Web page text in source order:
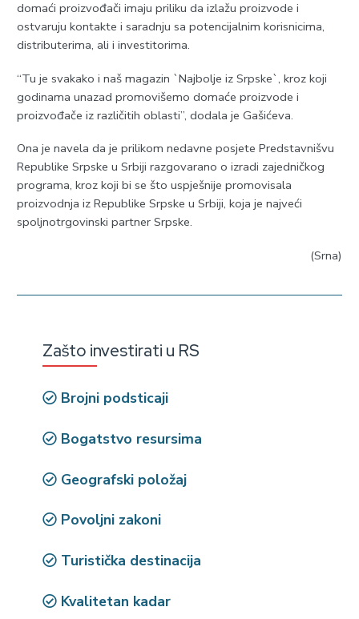
domaći proizvođači imaju priliku da izlažu proizvode i
ostvaruju kontakte i saradnju sa potencijalnim korisnicima,
distributerima, ali i investitorima.
“Tu je svakako i naš magazin `Najbolje iz Srpske`, kroz koji
godinama unazad promovišemo domaće proizvode i
proizvođače iz različitih oblasti”, dodala je Gašićeva.
Ona je navela da je prilikom nedavne posjete Predstavnišvu
Republike Srpske u Srbiji razgovarano o izradi zajedničkog
programa, kroz koji bi se što uspješnije promovisala
proizvodnja iz Republike Srpske u Srbiji, koja je najveći
spoljnotrgovinski partner Srpske.
(Srna)
Zašto investirati u RS
Brojni podsticaji
Bogatstvo resursima
Geografski položaj
Povoljni zakoni
Turistička destinacija
Kvalitetan kadar